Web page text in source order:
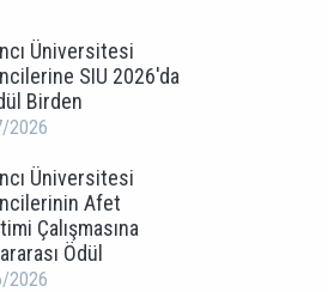
Üniversitesi
SIU 2026'da
Birden
2026
Üniversitesi
Afet
Çalışmasına
Ödül
2026